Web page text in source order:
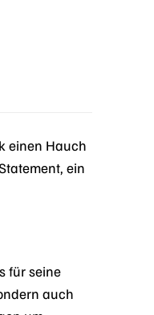
einen Hauch
ein
für seine
auch